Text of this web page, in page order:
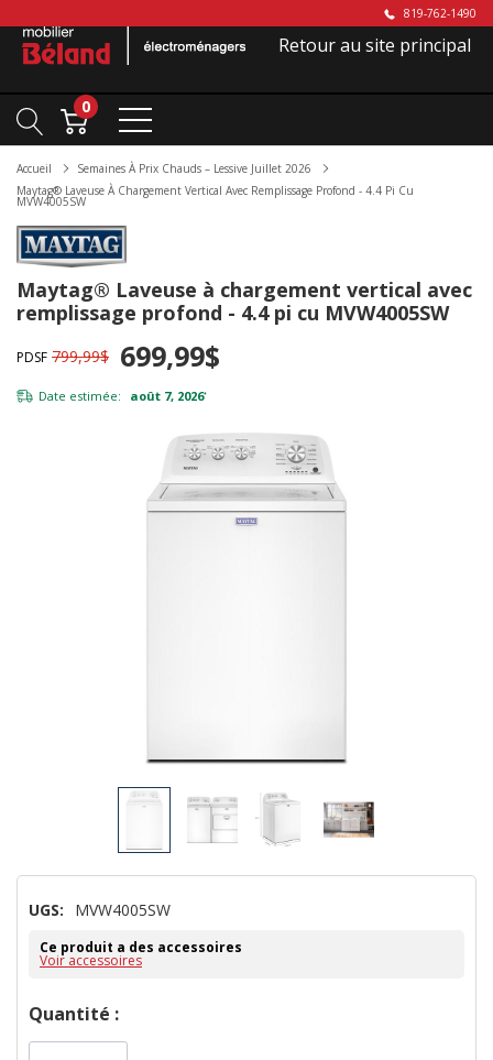
819-762-1490
Retour au site principal
0
Accueil
Semaines À Prix Chauds – Lessive Juillet 2026
Maytag® Laveuse À Chargement Vertical Avec Remplissage Profond - 4.4 Pi Cu
MVW4005SW
Maytag® Laveuse à chargement vertical avec
remplissage profond - 4.4 pi cu MVW4005SW
PDSF 799,99$ 699,99$
Date estimée: août 7, 2026*
UGS: MVW4005SW
Ce produit a des accessoires
Voir accessoires
Dépêchez-
vous!
Quantité :